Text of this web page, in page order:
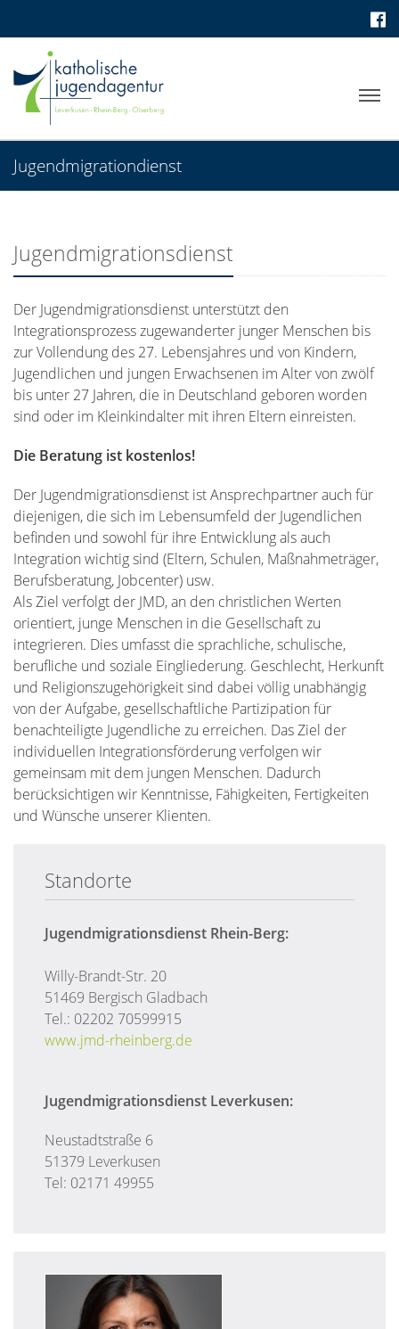
Jugendmigrationdienst
Jugendmigrationsdienst
Der Jugendmigrationsdienst unterstützt den
Integrationsprozess zugewanderter junger Menschen bis
zur Vollendung des 27. Lebensjahres und von Kindern,
Jugendlichen und jungen Erwachsenen im Alter von zwölf
bis unter 27 Jahren, die in Deutschland geboren worden
sind oder im Kleinkindalter mit ihren Eltern einreisten.
Die Beratung ist kostenlos!
Der Jugendmigrationsdienst ist Ansprechpartner auch für
diejenigen, die sich im Lebensumfeld der Jugendlichen
befinden und sowohl für ihre Entwicklung als auch
Integration wichtig sind (Eltern, Schulen, Maßnahmeträger,
Berufsberatung, Jobcenter) usw.
Als Ziel verfolgt der JMD, an den christlichen Werten
orientiert, junge Menschen in die Gesellschaft zu
integrieren. Dies umfasst die sprachliche, schulische,
berufliche und soziale Eingliederung. Geschlecht, Herkunft
und Religionszugehörigkeit sind dabei völlig unabhängig
von der Aufgabe, gesellschaftliche Partizipation für
benachteiligte Jugendliche zu erreichen. Das Ziel der
individuellen Integrationsförderung verfolgen wir
gemeinsam mit dem jungen Menschen. Dadurch
berücksichtigen wir Kenntnisse, Fähigkeiten, Fertigkeiten
und Wünsche unserer Klienten.
Standorte
Jugendmigrationsdienst Rhein-Berg:
Willy-Brandt-Str. 20
51469 Bergisch Gladbach
Tel.: 02202 70599915
www.jmd-rheinberg.de
Jugendmigrationsdienst Leverkusen:
Neustadtstraße 6
51379 Leverkusen
Tel: 02171 49955